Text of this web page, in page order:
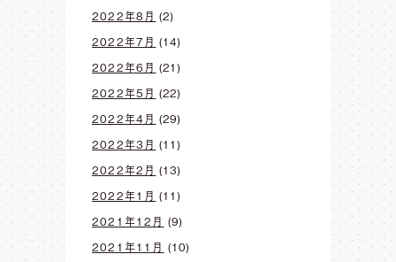
2022年8月 (2)
2022年7月 (14)
2022年6月 (21)
2022年5月 (22)
2022年4月 (29)
2022年3月 (11)
2022年2月 (13)
2022年1月 (11)
2021年12月 (9)
2021年11月 (10)